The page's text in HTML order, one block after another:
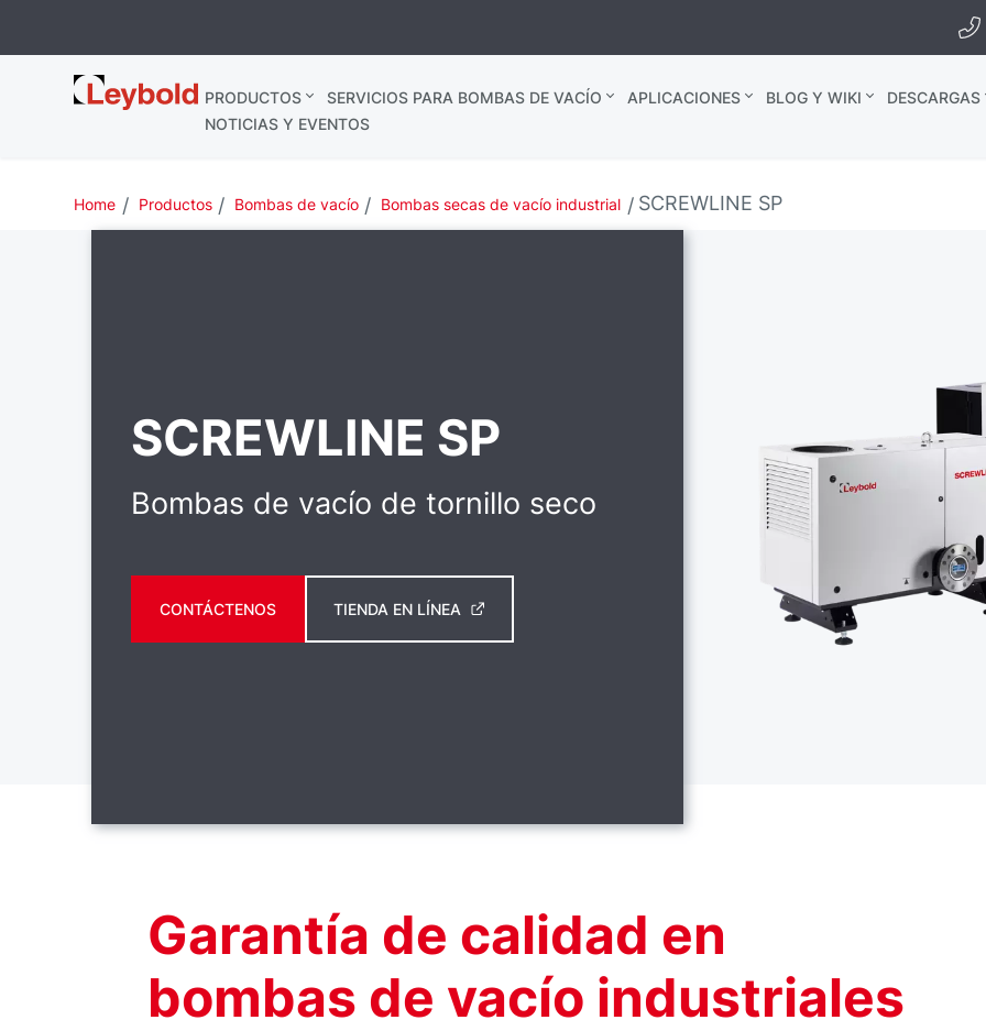
Leybold
España
PRODUCTOS SERVICIOS PARA BOMBAS DE VACÍO APLICACIONES BLOG Y WIKI
DESCARGAS
NOTICIAS Y EVENTOS
Home Productos Bombas de vacío Bombas secas de vacío industrial SCREWLINE SP
SCREWLINE SP
Bombas de vacío de tornillo seco
CONTÁCTENOS TIENDA EN LÍNEA
Garantía de calidad en
bombas de vacío industriales